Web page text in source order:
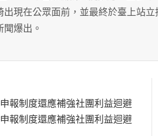
出現在公眾面前，並最終於臺上站
爆出。
報制度還應補強社團利益迴避
報制度還應補強社團利益迴避